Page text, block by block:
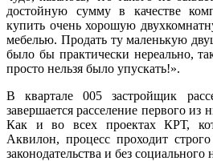
достойную сумму в качестве
купить очень хорошую
мебелью. Продать ту маленькую
было бы практически нереально,
просто нельзя было упускать!».
В квартале 005 застройщик
завершается расселение первого из
Как и во всех проектах КРТ,
Аквилон, процесс проходит
законодательства и без социального